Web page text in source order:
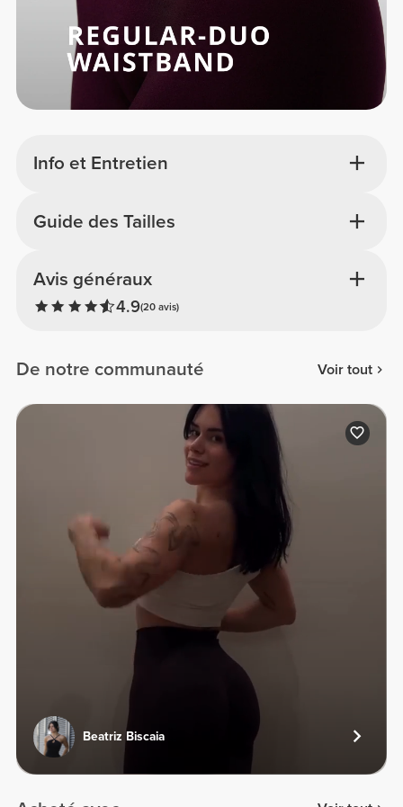
Info et Entretien
Avis généraux
4.9(20 avis)
Guide des Tailles
De notre communauté Voir tout
Beatriz Biscaia